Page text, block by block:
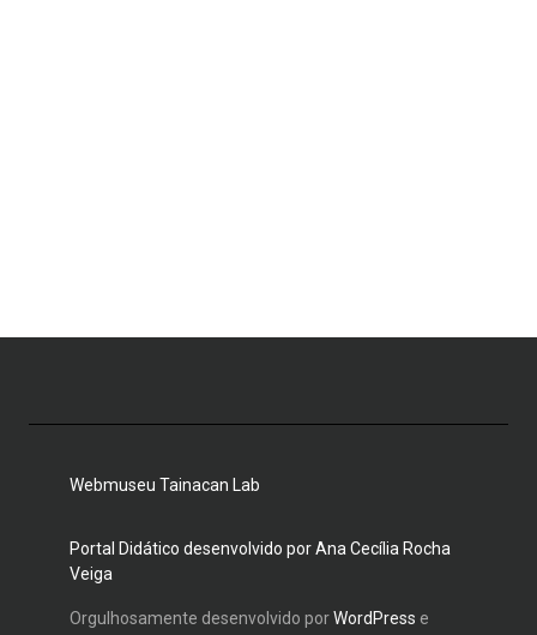
Webmuseu Tainacan Lab
Portal Didático desenvolvido por Ana Cecília Rocha
Veiga
Orgulhosamente desenvolvido porWordPress e